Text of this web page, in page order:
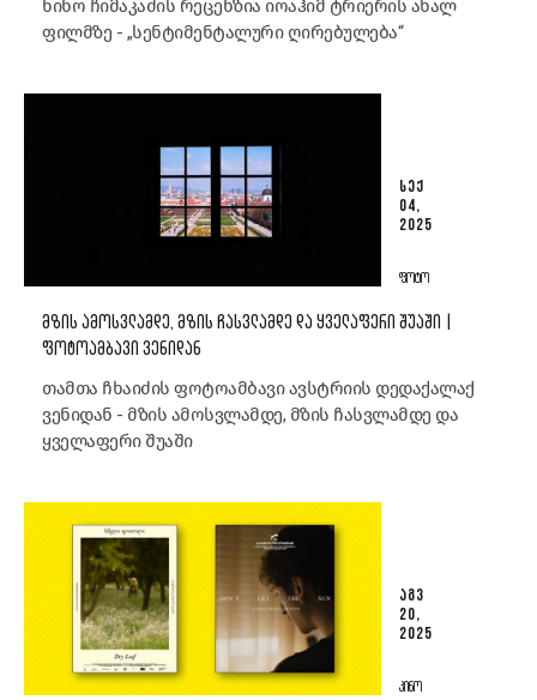
ნინო ჩიმაკაძის რეცენზია იოაჰიმ ტრიერის ახალ
ფილმზე - „სენტიმენტალური ღირებულება“
ᲡᲔᲥ
04,
2025
ᲤᲝᲢᲝ
ᲛᲖᲘᲡ ᲐᲛᲝᲡᲕᲚᲐᲛᲓᲔ, ᲛᲖᲘᲡ ᲩᲐᲡᲕᲚᲐᲛᲓᲔ ᲓᲐ ᲧᲕᲔᲚᲐᲤᲔᲠᲘ ᲨᲣᲐᲨᲘ |
ᲤᲝᲢᲝᲐᲛᲑᲐᲕᲘ ᲕᲔᲜᲘᲓᲐᲜ
თამთა ჩხაიძის ფოტოამბავი ავსტრიის დედაქალაქ
ვენიდან - მზის ამოსვლამდე, მზის ჩასვლამდე და
ყველაფერი შუაში
ᲐᲒᲕ
20,
2025
ᲙᲘᲜᲝ